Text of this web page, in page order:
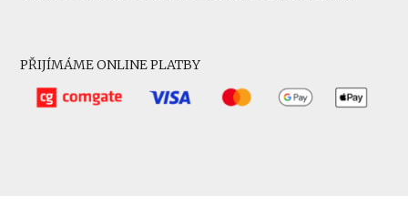
PŘIJÍMÁME ONLINE PLATBY